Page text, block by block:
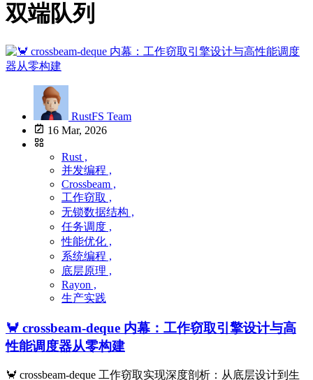
双端队列
RustFS Team
16 Mar, 2026
Rust ,
并发编程 ,
Crossbeam ,
工作窃取 ,
无锁数据结构 ,
任务调度 ,
性能优化 ,
系统编程 ,
底层原理 ,
Rayon ,
生产实践
🦀 crossbeam-deque 内幕：工作窃取引擎设计与高
性能调度器从零构建
🦀 crossbeam-deque 工作窃取实现深度剖析：从底层设计到生